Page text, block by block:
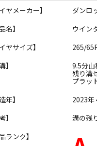
ヤメーカー】
ダンロ
名】
ウイン
ヤサイズ】
265/
】
9.5分
残り溝
プラッ
年】
2023年
】
溝の残
ランク】